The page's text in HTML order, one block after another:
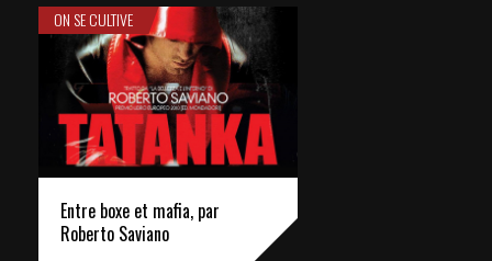
ON SE CULTIVE
Entre boxe et mafia, par
Roberto Saviano